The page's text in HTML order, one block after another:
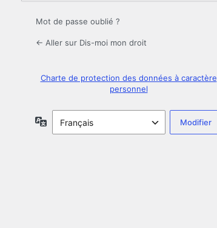
Mot de passe oublié ?
← Aller sur Dis-moi mon droit
Charte de protection des données à caractère
personnel
Langue